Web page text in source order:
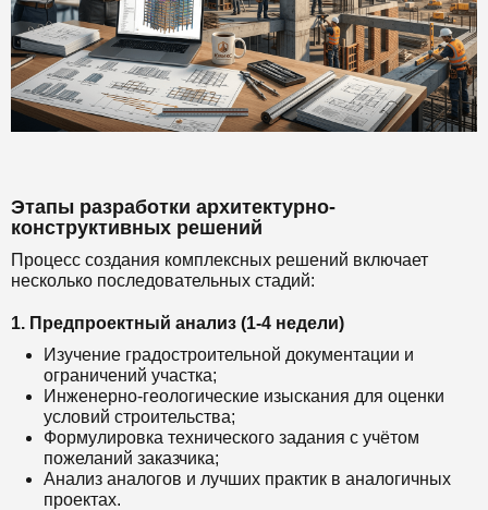
Этапы разработки архитектурно-
конструктивных решений
Процесс создания комплексных решений включает
несколько последовательных стадий:
1. Предпроектный анализ (1-4 недели)
Изучение градостроительной документации и
ограничений участка;
Инженерно-геологические изыскания для оценки
условий строительства;
Формулировка технического задания с учётом
пожеланий заказчика;
Анализ аналогов и лучших практик в аналогичных
проектах.